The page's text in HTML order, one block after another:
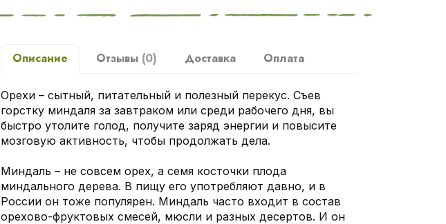
Описание Отзывы (0) Доставка Оплата
Орехи – сытный, питательный и полезный перекус. Съев
горстку миндаля за завтраком или среди рабочего дня, вы
быстро утолите голод, получите заряд энергии и повысите
мозговую активность, чтобы продолжать дела.
Миндаль – не совсем орех, а семя косточки плода
миндального дерева. В пищу его употребляют давно, и в
России он тоже популярен. Миндаль часто входит в состав
орехово-фруктовых смесей, мюсли и разных десертов. И он